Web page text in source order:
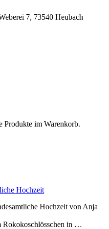
7, 73540 Heubach
Produkte im Warenkorb.
Hochzeit
Hochzeit von Anja
Rokokoschlösschen in …